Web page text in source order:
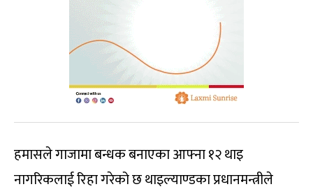
हमासले गाजामा बन्धक बनाएका आफ्ना १२ थाइ
नागरिकलाई रिहा गरेको छ थाइल्याण्डका प्रधानमन्त्रीले